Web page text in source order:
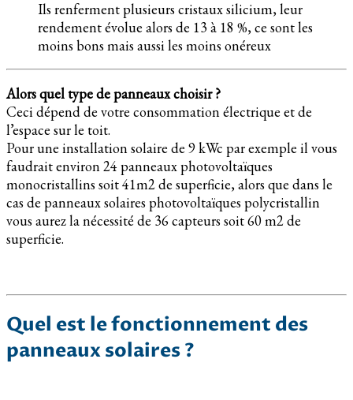
Ils renferment plusieurs cristaux silicium, leur
rendement évolue alors de 13 à 18 %, ce sont les
moins bons mais aussi les moins onéreux
Alors quel type de panneaux choisir ?
Ceci dépend de votre consommation électrique et de
l’espace sur le toit.
Pour une installation solaire de 9 kWc par exemple il vous
faudrait environ 24 panneaux photovoltaïques
monocristallins soit 41m2 de superficie, alors que dans le
cas de panneaux solaires photovoltaïques polycristallin
vous aurez la nécessité de 36 capteurs soit 60 m2 de
superficie.
Quel est le fonctionnement des
panneaux solaires ?